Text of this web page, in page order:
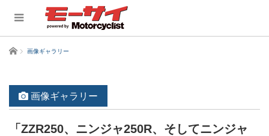
ホーム 画像ギャラリー
画像ギャラリー
「ZZR250、ニンジャ250R、そしてニンジャ